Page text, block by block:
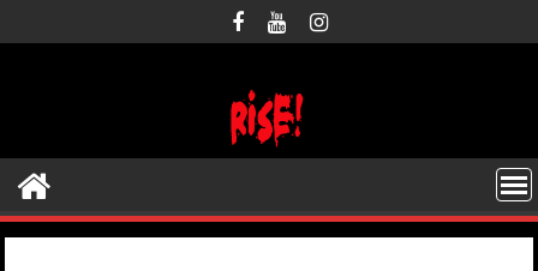
al